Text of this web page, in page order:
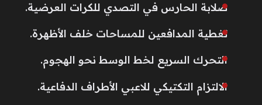
صلابة الحارس في التصدي للكرات العرضية.
تغطية المدافعين للمساحات خلف الأظهرة.
التحرك السريع لخط الوسط نحو الهجوم.
الالتزام التكتيكي للاعبي الأطراف الدفاعية.